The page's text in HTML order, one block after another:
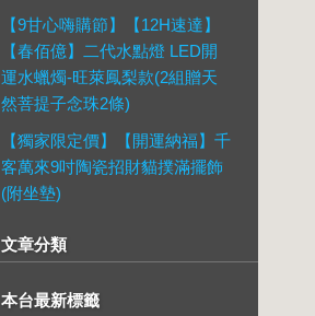
【9甘心嗨購節】【12H速達】
【春佰億】二代水點燈 LED開
運水蠟燭-旺萊鳳梨款(2組贈天
然菩提子念珠2條)
【獨家限定價】【開運納福】千
客萬來9吋陶瓷招財貓撲滿擺飾
(附坐墊)
文章分類
本台最新標籤